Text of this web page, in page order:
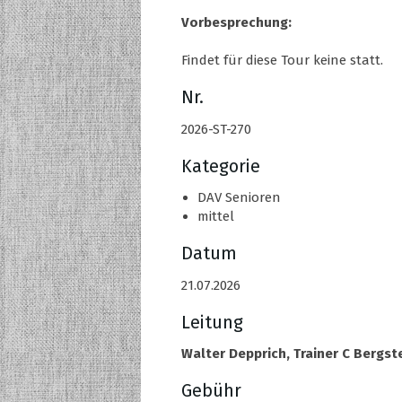
Vorbesprechung:
Findet für diese Tour keine statt.
Nr.
2026-ST-270
Kategorie
DAV Senioren
mittel
Datum
21.07.2026
Leitung
Walter Depprich, Trainer C
Gebühr